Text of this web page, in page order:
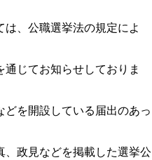
、公職選挙法の規定によ
じてお知らせしておりま
を開設している届出のあっ
政見などを掲載した選挙公